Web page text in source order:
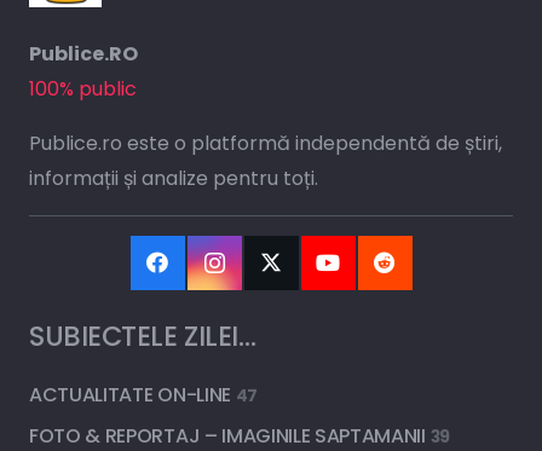
Publice.RO
100% public
Publice.ro este o platformă independentă de știri,
informații și analize pentru toți.
SUBIECTELE ZILEI…
ACTUALITATE ON-LINE 47
FOTO & REPORTAJ – IMAGINILE SAPTAMANII 39